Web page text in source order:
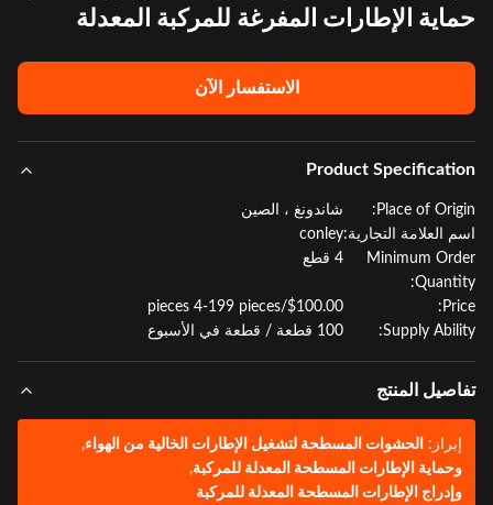
الإطارات المفرغة للمركبة المعدلة
الاستفسار الآن
Product
Place of
شاندونغ ، الصين
العلامة التجارية:conley
Minimum
4 قطع
$100.00/pieces 4-199 pieces
Supply
المنتج
الحشوات المسطحة لتشغيل الإطارات الخالية من الهواء
الإطارات المسطحة المعدلة للمركبة,
الإطارات المسطحة المعدلة للمركبة